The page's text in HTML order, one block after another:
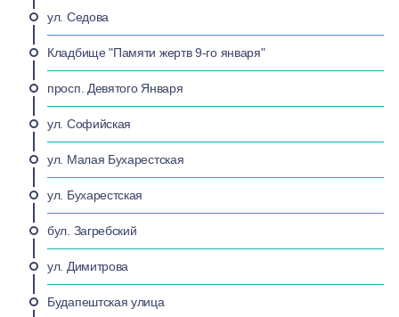
ул. Седова
Кладбище "Памяти жертв 9-го января"
просп. Девятого Января
ул. Софийская
ул. Малая Бухарестская
ул. Бухарестская
бул. Загребский
ул. Димитрова
Будапештская улица